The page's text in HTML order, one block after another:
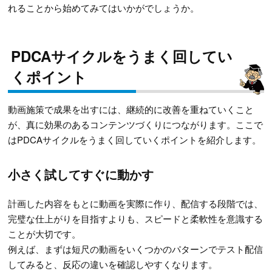
れることから始めてみてはいかがでしょうか。
PDCAサイクルをうまく回してい
くポイント
動画施策で成果を出すには、継続的に改善を重ねていくこと
が、真に効果のあるコンテンツづくりにつながります。ここで
はPDCAサイクルをうまく回していくポイントを紹介します。
小さく試してすぐに動かす
計画した内容をもとに動画を実際に作り、配信する段階では、
完璧な仕上がりを目指すよりも、スピードと柔軟性を意識する
ことが大切です。
例えば、まずは短尺の動画をいくつかのパターンでテスト配信
してみると、反応の違いを確認しやすくなります。